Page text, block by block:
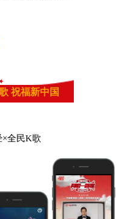
祝福新中国
全民K歌